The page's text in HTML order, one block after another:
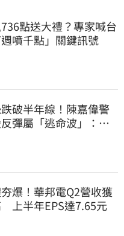
點送大禮？專家喊台
噴千點」關鍵訊號
破半年線！陳嘉偉警
彈屬「逃命波」：空
爆！華邦電Q2營收獲
上半年EPS達7.65元